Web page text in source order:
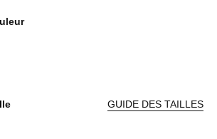
GUIDE DES TAILLES